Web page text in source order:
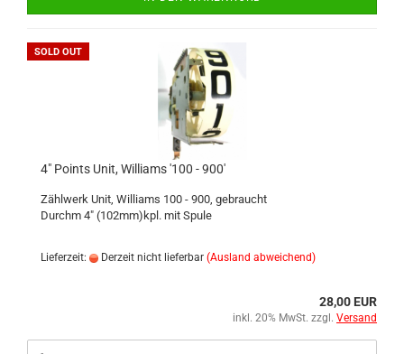
SOLD OUT
4" Points Unit, Williams '100 - 900'
Zählwerk Unit, Williams 100 - 900, gebraucht
Durchm 4" (102mm)kpl. mit Spule
Lieferzeit: Derzeit nicht lieferbar (Ausland abweichend)
28,00 EUR
inkl. 20% MwSt. zzgl. Versand